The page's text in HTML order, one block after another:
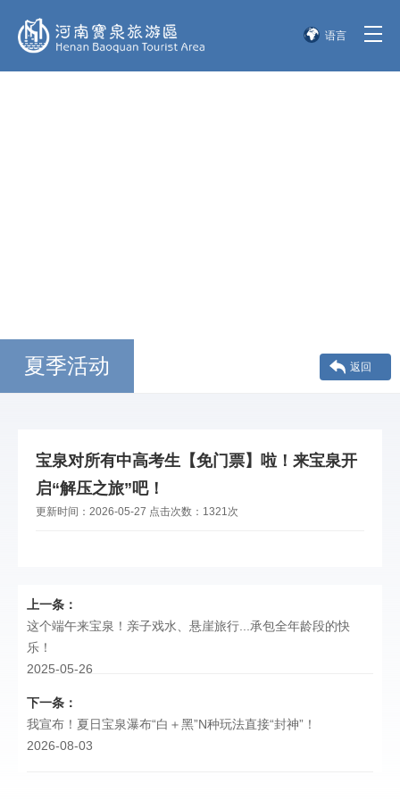
语言
夏季活动 返回
宝泉对所有中高考生【免门票】啦！来宝泉开
启“解压之旅”吧！
更新时间： 2026-05-27 点击次数： 1321次
上一条：
这个端午来宝泉！亲子戏水、悬崖旅行...承包全年龄段的快
乐！
2025-05-26
下一条：
我宣布！夏日宝泉瀑布“白＋黑”N种玩法直接“封神”！
2026-08-03